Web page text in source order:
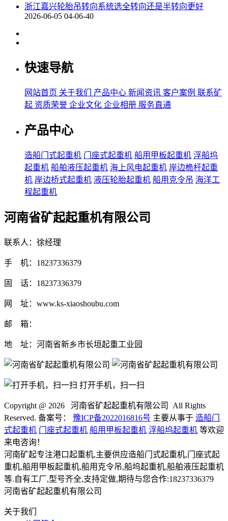
浙江嘉兴轮胎吊转向系统选全转向还是半转向更好
2026-06-05 04-06-40
快速导航
网站首页 关于我们 产品中心 新闻资讯 客户案例 联系矿
起 资质荣誉 企业文化 企业相册 服务直通
产品中心
造船门式起重机 门座式起重机 船用甲板起重机 浮船坞
起重机 船舶液压起重机 海上风电起重机 岸边桅杆起重
机 岸边桥式起重机 液压轮胎起重机 船用克令吊 海洋工
程起重机
河南省矿起起重机有限公司
联系人：徐经理
手 机：18237336379
固 话：18237336379
网 址：www.ks-xiaoshoubu.com
邮 箱：
地 址：河南省新乡市长垣起重工业园
打开手机，扫一扫
Copyright @ 2026 河南省矿起起重机有限公司 All Rights
Reserved. 备案号： 豫ICP备2022016816号 主要从事于 造船门
式起重机 门座式起重机 船用甲板起重机 浮船坞起重机 等欢迎
来电咨询！
河南矿起专注港口起重机,主要供应造船门式起重机,门座式起
重机,船用甲板起重机,船用克令吊,船坞起重机,船舶液压起重机
等.自有工厂,型号齐全,支持定做,期待与您合作:18237336379
河南省矿起起重机有限公司
关于我们